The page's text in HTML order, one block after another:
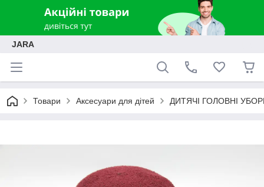
JARA
Товари Аксесуари для дітей ДИТЯЧІ ГОЛОВНІ